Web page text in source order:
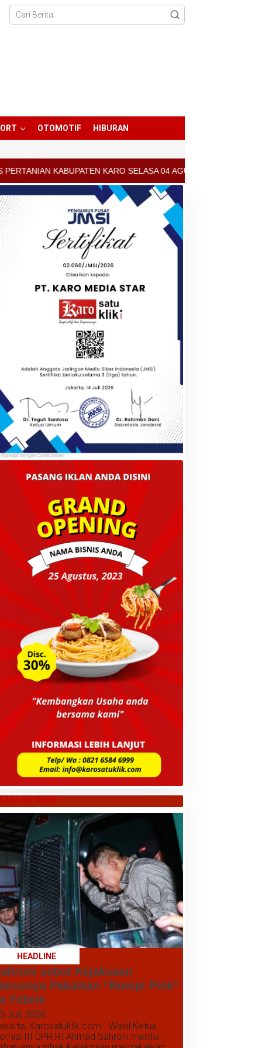
OTOMOTIF HIBURAN
KARO SELASA 04 AGUSTUS 2026 - ARCIS BERASTAGI :
NEWS
HEADLINE
sebut Kejaksaan
Pakaikan “Rompi Pink”
Febrie
Juli 2026
Karosatuklik.com - Wakil Ketua
III DPR RI Ahmad Sahroni menilai